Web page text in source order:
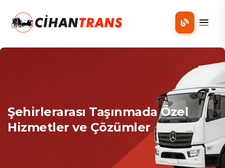
Mobil
Şehirlerarası Taşınmada Özel
Hizmetler ve Çözümler